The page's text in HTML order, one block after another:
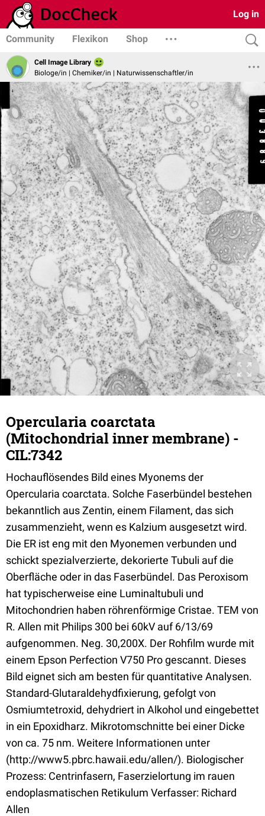
Log in
Community Flexikon Shop
Cell Image Library
Biologe/in | Chemiker/in | Naturwissenschaftler/in
Opercularia coarctata
(Mitochondrial inner membrane) -
CIL:7342
Hochauflösendes Bild eines Myonems der
Opercularia coarctata. Solche Faserbündel bestehen
bekanntlich aus Zentin, einem Filament, das sich
zusammenzieht, wenn es Kalzium ausgesetzt wird.
Die ER ist eng mit den Myonemen verbunden und
schickt spezialverzierte, dekorierte Tubuli auf die
Oberfläche oder in das Faserbündel. Das Peroxisom
hat typischerweise eine Luminaltubuli und
Mitochondrien haben röhrenförmige Cristae. TEM von
R. Allen mit Philips 300 bei 60kV auf 6/13/69
aufgenommen. Neg. 30,200X. Der Rohfilm wurde mit
einem Epson Perfection V750 Pro gescannt. Dieses
Bild eignet sich am besten für quantitative Analysen.
Standard-Glutaraldehydfixierung, gefolgt von
Osmiumtetroxid, dehydriert in Alkohol und eingebettet
in ein Epoxidharz. Mikrotomschnitte bei einer Dicke
von ca. 75 nm. Weitere Informationen unter
(http://www5.pbrc.hawaii.edu/allen/). Biologischer
Prozess: Centrinfasern, Faserzielortung im rauen
endoplasmatischen Retikulum Verfasser: Richard
Allen